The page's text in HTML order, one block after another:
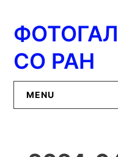
содержимому
СО РАН
MENU